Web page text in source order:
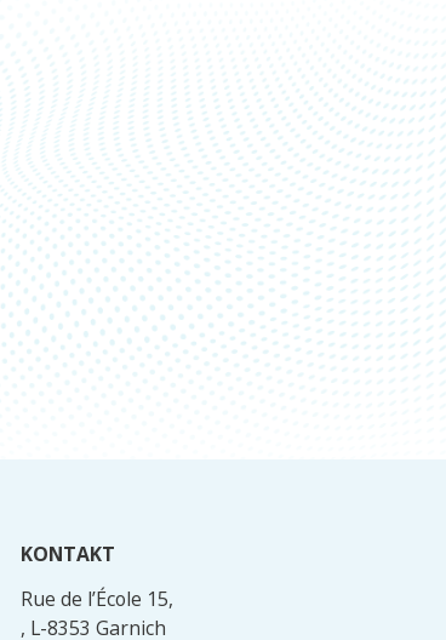
KONTAKT
Rue de l’École 15,
, L-8353 Garnich